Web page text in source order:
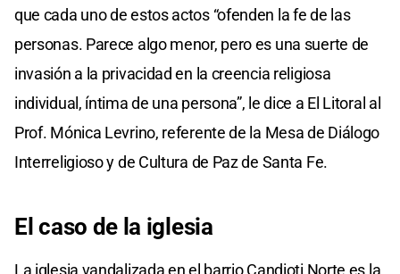
que cada uno de estos actos “ofenden la fe de las
personas. Parece algo menor, pero es una suerte de
invasión a la privacidad en la creencia religiosa
individual, íntima de una persona”, le dice a El Litoral al
Prof. Mónica Levrino, referente de la Mesa de Diálogo
Interreligioso y de Cultura de Paz de Santa Fe.
El caso de la iglesia
La iglesia vandalizada en el barrio Candioti Norte es la